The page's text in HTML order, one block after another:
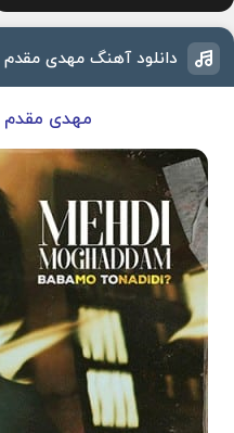
دانلود آهنگ مهدی مقدم
مهدی مقدم